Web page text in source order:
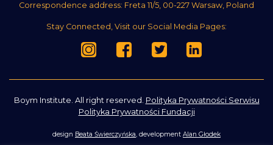
Correspondence address: Freta 11/5, 00-227 Warsaw, Poland
Stay Connected, Visit our Social Media Pages:
Boym Institute. All right reserved. Polityka Prywatności Serwisu
Polityka Prywatności Fundacji
design Beata Świerczyńska, development Alan Głodek